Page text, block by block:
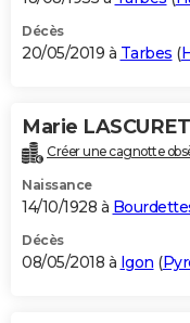
Décès
20/05/2019 à Tarbes (
Marie
Créer une cagnotte
Naissance
14/10/1928 à
Décès
08/05/2018 à Igon (